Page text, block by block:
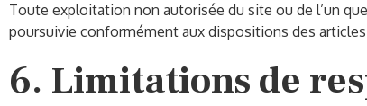
Toute exploitation non autorisée du site ou de l’un
poursuivie conformément aux dispositions des
6. Limitations de